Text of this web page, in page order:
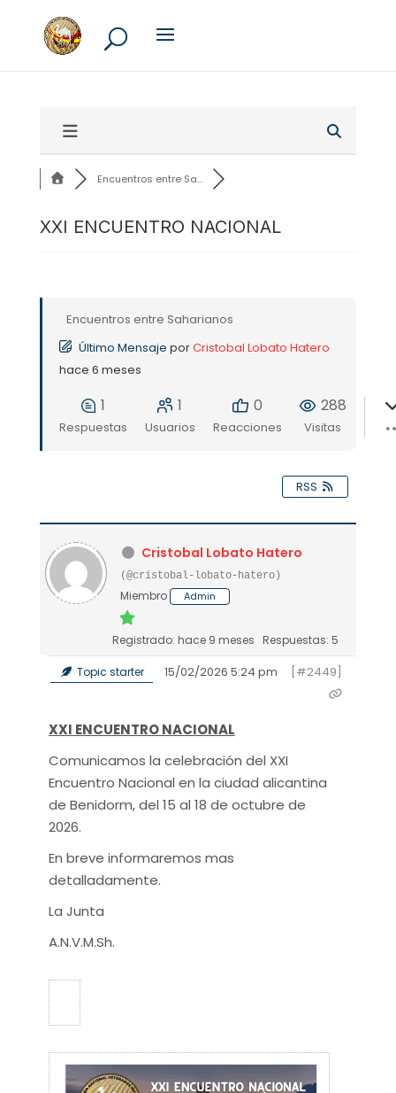
Encuentros entre Sa...
XXI ENCUENTRO NACIONAL
Encuentros entre Saharianos
Último Mensaje porCristobal Lobato Hatero
hace 6 meses
1
Respuestas
1
Usuarios
0
Reacciones
288
Visitas
RSS
Cristobal Lobato Hatero
(@cristobal-lobato-hatero)
Miembro Admin
Registrado: hace 9 meses Respuestas: 5
Topic starter 15/02/2026 5:24 pm [#2449]
XXI ENCUENTRO NACIONAL
Comunicamos la celebración del XXI
Encuentro Nacional en la ciudad alicantina
de Benidorm, del 15 al 18 de octubre de
2026.
En breve informaremos mas
detalladamente.
La Junta
A.N.V.M.Sh.